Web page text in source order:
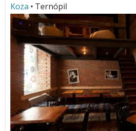
Koza • Ternópil